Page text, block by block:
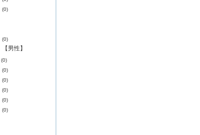
(0)
(0)
【男性】
(0)
(0)
(0)
(0)
(0)
(0)